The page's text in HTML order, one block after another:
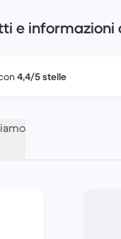
e informazioni
4,4/5 stelle